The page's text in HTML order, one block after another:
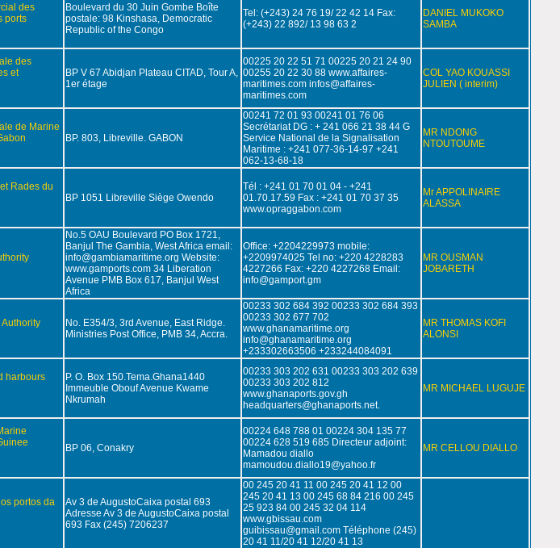
des
ports
Boulevard du 30 Juin Gombe Boîte
postale: 98 Kinshasa, Democratic
Republic of the Congo
Tel: (+243) 24 76 19/ 22 42 14 Fax:
(+243) 22 892/ 13 98 63 2
DANIEL MUKOKO
SAMBA
des
et
BP V 67 Abidjan Plateau CITAD, Tour A,
1er étage
00225 20 22 51 71 00225 20 21 24 90
00255 20 22 30 88 www.affaires-
maritimes.com infos@affaires-
maritimes.com
COL YAO KOUASSI
JULIEN ( interim)
de Marine
BP. 803, Libreville. GABON
00241 72 01 93 00241 01 76 06
Secrétariat DG : + 241 066 21 38 44 G
Service National de la Signalisation
Maritime : +241 077-36-14-97 +241
062-13-68-18
MR NDONG
NTOUTOUME
Rades du
BP 1051 Libreville Siège Owendo
Tél : +241 01 70 01 04 - +241
01.70.17.59 Fax : +241 01 70 37 35
www.opraggabon.com
Mr APPOLINAIRE
ALASSA
No.5 OAU Boulevard PO Box 1721,
Banjul The Gambia, West Africa email:
info@gambiamaritime.org Website:
www.gamports.com 34 Liberation
Avenue PMB Box 617, Banjul West
Africa
Office: +2204229973 mobile:
+2209974025 Tel no: +220 4228283
4227266 Fax: +220 4227268 Email:
info@gamport.gm
MR OUSMAN
JOBARETH
No. E354/3, 3rd Avenue, East Ridge.
Ministries Post Office, PMB 34, Accra.
00233 302 684 392 00233 302 684 393
00233 302 677 702
www.ghanamaritime.org
info@ghanamaritime.org
+233302663506 +233244084091
MR THOMAS KOFI
ALONSI
harbours
P. O. Box 150.Tema.Ghana1440
Immeuble Obouf Avenue Kwame
Nkrumah
00233 303 202 631 00233 303 202 639
00233 303 202 812
www.ghanaports.gov.gh
headquarters@ghanaports.net.
MR MICHAEL LUGUJE
BP 06, Conakry
00224 648 788 01 00224 304 135 77
00224 628 519 685 Directeur adjoint:
Mamadou diallo
mamoudou.diallo19@yahoo.fr
MR CELLOU DIALLO
portos da
Av 3 de AugustoCaixa postal 693
Adresse Av 3 de AugustoCaixa postal
693 Fax (245) 7206237
00 245 20 41 11 00 245 20 41 12 00
245 20 41 13 00 245 68 84 216 00 245
25 923 84 00 245 32 04 114
www.gbissau.com
guibissau@gmail.com Téléphone (245)
20 41 11/20 41 12/20 41 13